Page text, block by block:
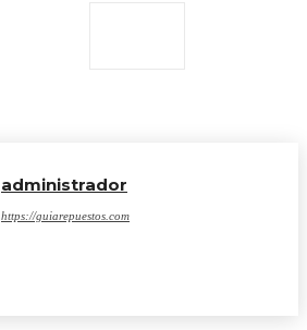
administrador
https://guiarepuestos.com